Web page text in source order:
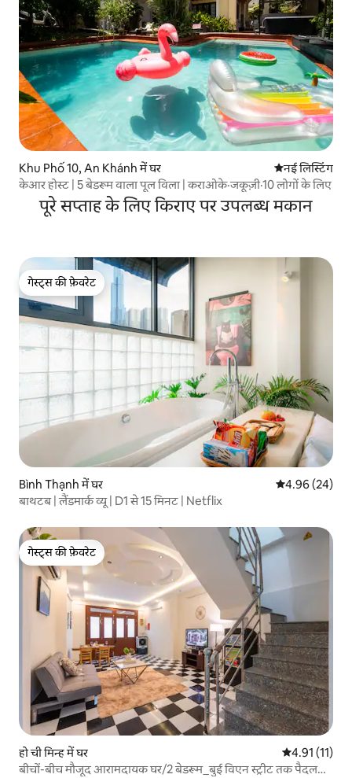
Khu Phố 10, An Khánh में घर ठहरने की नई
नई लिस्टिंग
केआर होस्ट | 5 बेडरूम वाला पूल विला | कराओके·जकूज़ी·10 लोगों के लिए
पूरे सप्ताह के लिए किराए पर उपलब्ध मकान
गेस्ट्स की फ़ेवरेट
गेस्ट्स की फ़ेवरेट
Bình Thạnh में घर औसत रेटिंग 5 में
4.96 (24)
बाथटब | लैंडमार्क व्यू | D1 से 15 मिनट | Netflix
गेस्ट्स की फ़ेवरेट
गेस्ट्स की फ़ेवरेट
हो ची मिन्ह में घर औसत रेटिंग 5 में
4.91 (11)
बीचों-बीच मौजूद आरामदायक घर/2 बेडरूम_बुई विएन स्ट्रीट तक पैदल